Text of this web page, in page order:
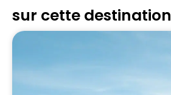
sur cette destination